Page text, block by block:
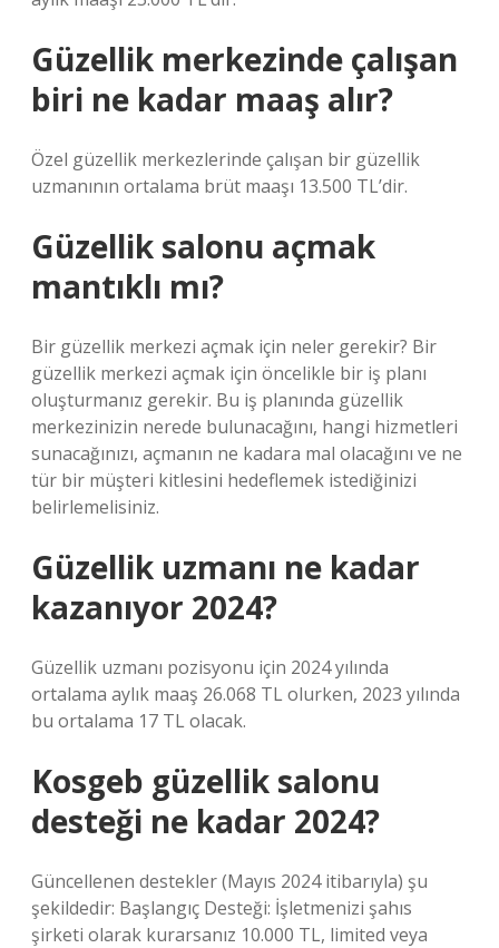
Güzellik merkezinde çalışan
biri ne kadar maaş alır?
Özel güzellik merkezlerinde çalışan bir güzellik
uzmanının ortalama brüt maaşı 13.500 TL’dir.
Güzellik salonu açmak
mantıklı mı?
Bir güzellik merkezi açmak için neler gerekir? Bir
güzellik merkezi açmak için öncelikle bir iş planı
oluşturmanız gerekir. Bu iş planında güzellik
merkezinizin nerede bulunacağını, hangi hizmetleri
sunacağınızı, açmanın ne kadara mal olacağını ve ne
tür bir müşteri kitlesini hedeflemek istediğinizi
belirlemelisiniz.
Güzellik uzmanı ne kadar
kazanıyor 2024?
Güzellik uzmanı pozisyonu için 2024 yılında
ortalama aylık maaş 26.068 TL olurken, 2023 yılında
bu ortalama 17 TL olacak.
Kosgeb güzellik salonu
desteği ne kadar 2024?
Güncellenen destekler (Mayıs 2024 itibarıyla) şu
şekildedir: Başlangıç ​​Desteği: İşletmenizi şahıs
şirketi olarak kurarsanız 10.000 TL, limited veya